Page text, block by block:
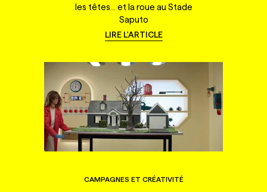
les têtes... et la roue au Stade
Saputo
LIRE L'ARTICLE
CAMPAGNES ET CRÉATIVITÉ